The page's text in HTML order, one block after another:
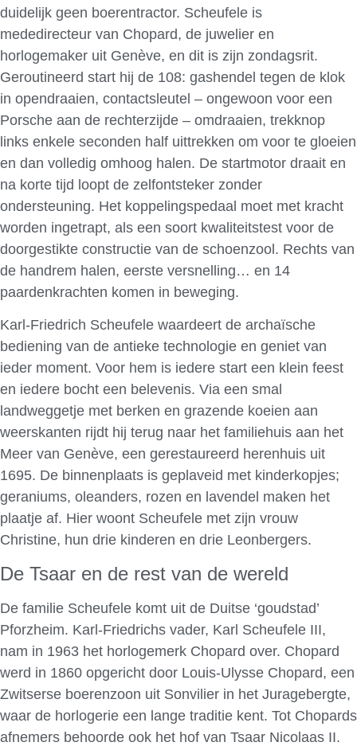
duidelijk geen boerentractor. Scheufele is
mededirecteur van Chopard, de juwelier en
horlogemaker uit Genève, en dit is zijn zondagsrit.
Geroutineerd start hij de 108: gashendel tegen de klok
in opendraaien, contactsleutel – ongewoon voor een
Porsche aan de rechterzijde – omdraaien, trekknop
links enkele seconden half uittrekken om voor te gloeien
en dan volledig omhoog halen. De startmotor draait en
na korte tijd loopt de zelfontsteker zonder
ondersteuning. Het koppelingspedaal moet met kracht
worden ingetrapt, als een soort kwaliteitstest voor de
doorgestikte constructie van de schoenzool. Rechts van
de handrem halen, eerste versnelling… en 14
paardenkrachten komen in beweging.
Karl-Friedrich Scheufele waardeert de archaïsche
bediening van de antieke technologie en geniet van
ieder moment. Voor hem is iedere start een klein feest
en iedere bocht een belevenis. Via een smal
landweggetje met berken en grazende koeien aan
weerskanten rijdt hij terug naar het familiehuis aan het
Meer van Genève, een gerestaureerd herenhuis uit
1695. De binnenplaats is geplaveid met kinderkopjes;
geraniums, oleanders, rozen en lavendel maken het
plaatje af. Hier woont Scheufele met zijn vrouw
Christine, hun drie kinderen en drie Leonbergers.
De Tsaar en de rest van de wereld
De familie Scheufele komt uit de Duitse ‘goudstad’
Pforzheim. Karl-Friedrichs vader, Karl Scheufele III,
nam in 1963 het horlogemerk Chopard over. Chopard
werd in 1860 opgericht door Louis-Ulysse Chopard, een
Zwitserse boerenzoon uit Sonvilier in het Juragebergte,
waar de horlogerie een lange traditie kent. Tot Chopards
afnemers behoorde ook het hof van Tsaar Nicolaas II.